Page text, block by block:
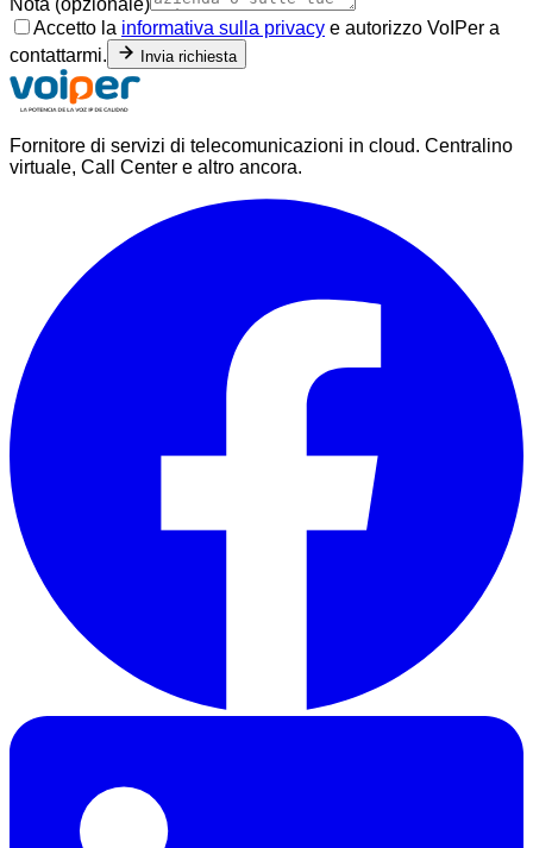
Accetto la informativa sulla privacy e autorizzo VoIPer a
contattarmi.
Invia richiesta
Fornitore di servizi di telecomunicazioni in cloud. Centralino
virtuale, Call Center e altro ancora.